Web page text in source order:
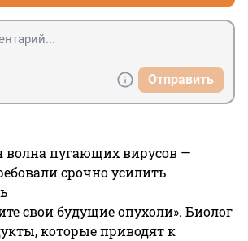
Отправить
волна пугающих вирусов —
срочно усилить
свои будущие опухоли». Биолог
которые приводят к